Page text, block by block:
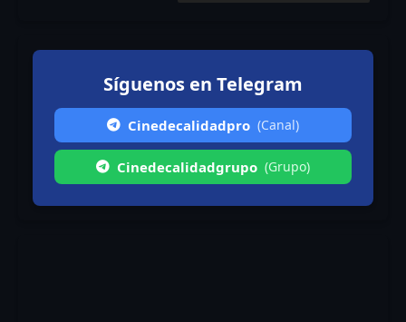
Síguenos en Telegram
Cinedecalidadpro (Canal)
Cinedecalidadgrupo (Grupo)